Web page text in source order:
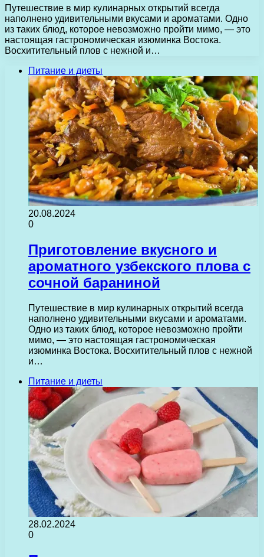
Путешествие в мир кулинарных открытий всегда
наполнено удивительными вкусами и ароматами. Одно
из таких блюд, которое невозможно пройти мимо, — это
настоящая гастрономическая изюминка Востока.
Восхитительный плов с нежной и…
Питание и диеты
20.08.2024
0
Приготовление вкусного и
ароматного узбекского плова с
сочной бараниной
Путешествие в мир кулинарных открытий всегда
наполнено удивительными вкусами и ароматами.
Одно из таких блюд, которое невозможно пройти
мимо, — это настоящая гастрономическая
изюминка Востока. Восхитительный плов с нежной
и…
Питание и диеты
28.02.2024
0